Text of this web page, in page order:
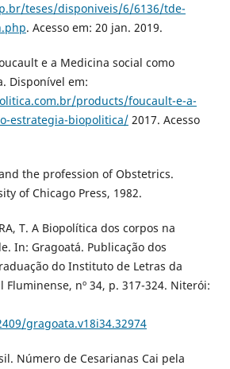
teses/disponiveis/6/6136/tde-
. Acesso em: 20 jan. 2019.
e a Medicina social como
Disponível em:
products/foucault-e-a-
estrategia-biopolitica/2017. Acesso
and the profession of Obstetrics.
of Chicago Press, 1982.
T. A Biopolítica dos corpos na
In: Gragoatá. Publicação dos
do Instituto de Letras da
Fluminense, nº 34, p. 317-324. Niterói:
gragoata.v18i34.32974
Número de Cesarianas Cai pela